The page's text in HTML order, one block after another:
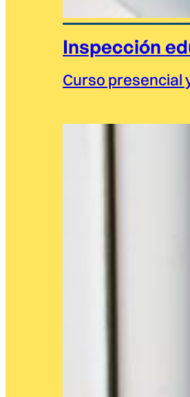
Inspección
Curso presencial